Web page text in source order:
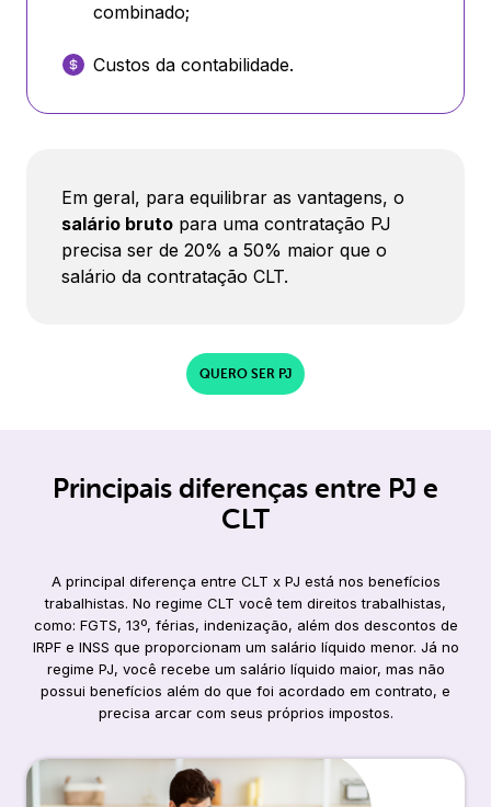
combinado;
Custos da contabilidade.
Em geral, para equilibrar as vantagens, o
salário bruto para uma contratação PJ
precisa ser de 20% a 50% maior que o
salário da contratação CLT.
QUERO SER PJ
Principais diferenças entre PJ e
CLT
A principal diferença entre CLT x PJ está nos benefícios
trabalhistas. No regime CLT você tem direitos trabalhistas,
como: FGTS, 13º, férias, indenização, além dos descontos de
IRPF e INSS que proporcionam um salário líquido menor. Já no
regime PJ, você recebe um salário líquido maior, mas não
possui benefícios além do que foi acordado em contrato, e
precisa arcar com seus próprios impostos.